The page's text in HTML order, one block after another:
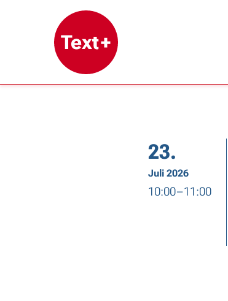
23.
Juli 2026
10:00 – 11:00